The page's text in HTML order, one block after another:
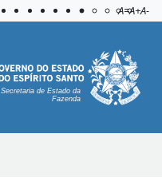
Aplicar
A=A+A-
Secretaria de Estado da
Fazenda